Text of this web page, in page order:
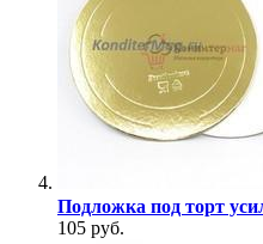
Подложка под торт
105 руб.